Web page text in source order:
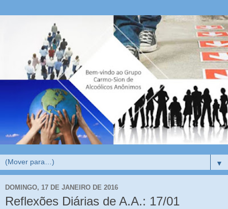
▼
DOMINGO, 17 DE JANEIRO DE 2016
Reflexões Diárias de A.A.: 17/01